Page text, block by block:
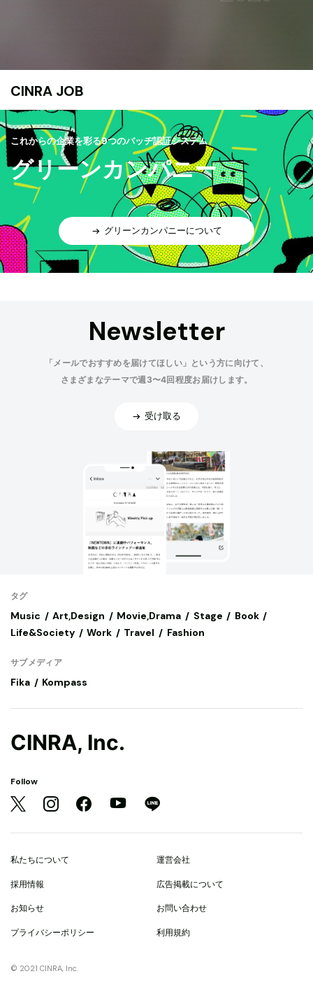
CINRA JOB
これからの企業を彩る9つのバッヂ認証システム
グリーンカンパニー
グリーンカンパニーについて
Newsletter
「メールでおすすめを届けてほしい」という方に向けて、
さまざまなテーマで週3〜4回程度お届けします。
受け取る
タグ
Music Art,Design Movie,Drama Stage
Book
Life&Society
Work Travel Fashion
サブメディア
Fika Kompass
CINRA, Inc.
Follow
私たちについて 運営会社
採用情報 広告掲載について
お知らせ お問い合わせ
プライバシーポリシー 利用規約
© 2021 CINRA, Inc.